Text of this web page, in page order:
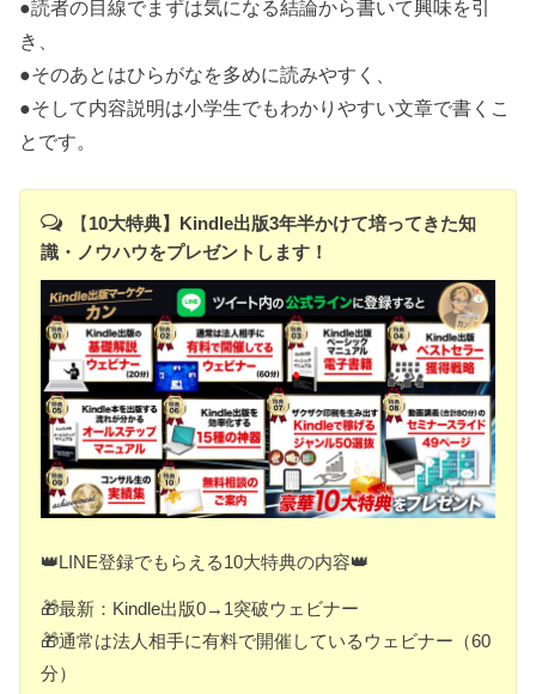
●読者の目線でまずは気になる結論から書いて興味を引
き、
●そのあとはひらがなを多めに読みやすく、
●そして内容説明は小学生でもわかりやすい文章で書くこ
とです。
【10大特典】Kindle出版3年半かけて培ってきた知
識・ノウハウをプレゼントします！
👑LINE登録でもらえる10大特典の内容👑
🎁最新：Kindle出版0→1突破ウェビナー
🎁通常は法人相手に有料で開催しているウェビナー（60
分）